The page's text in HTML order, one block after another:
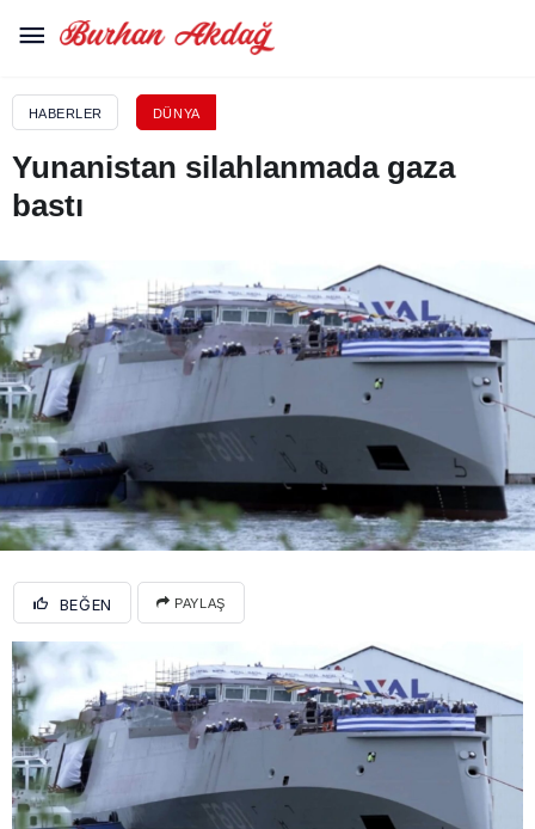
HABERLER DÜNYA
Yunanistan silahlanmada gaza
bastı
BEĞEN PAYLAŞ